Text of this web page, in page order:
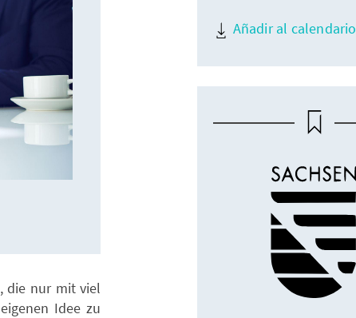
die nur mit viel
Idee zu
Añadir al calendario